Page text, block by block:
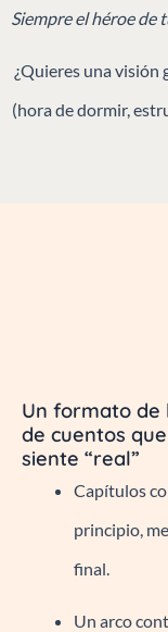
Siempre el héroe de
¿Quieres una visión
(hora de dormir,
Un formato de
de cuentos
siente “real”
Capítulos
principio,
final.
Un arco